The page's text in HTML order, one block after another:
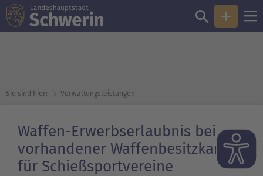
Sie sind hier: Verwaltungsleistungen
Waffen-Erwerbserlaubnis bei
vorhandener Waffenbesitzkarte
für Schießsportvereine